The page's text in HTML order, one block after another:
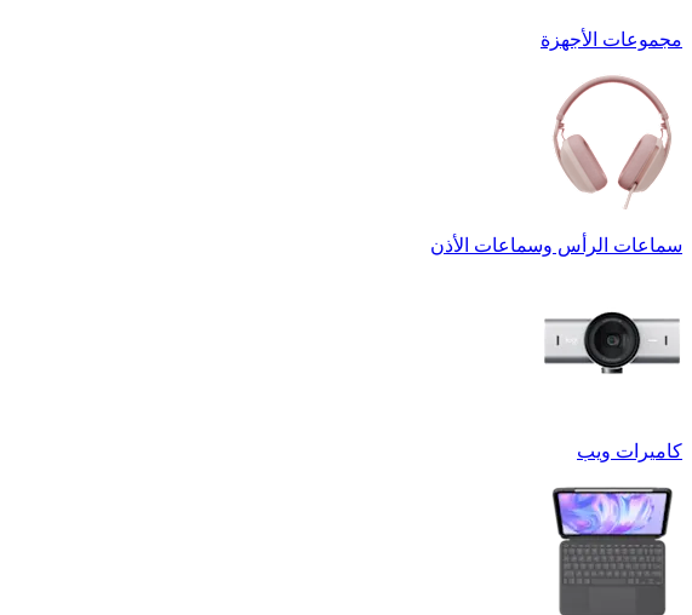
مجموعات الأجهزة
سماعات الرأس وسماعات الأذن
كاميرات ويب